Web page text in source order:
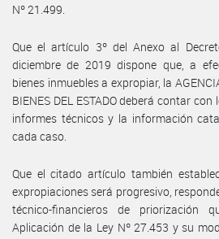
Nº 21.499.
Que el artículo 3º del Anexo al
diciembre de 2019 dispone que, a
bienes inmuebles a expropiar, la
BIENES DEL ESTADO deberá contar
informes técnicos y la información
cada caso.
Que el citado artículo también
expropiaciones será progresivo,
técnico-financieros de priorización
Aplicación de la Ley Nº 27.453 y su